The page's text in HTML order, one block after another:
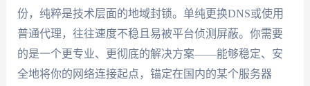
份，纯粹是技术层面的地域封锁。单纯更换DNS或使用
普通代理，往往速度不稳且易被平台侦测屏蔽。你需要
的是一个更专业、更彻底的解决方案——能够稳定、安
全地将你的网络连接起点，锚定在国内的某个服务器